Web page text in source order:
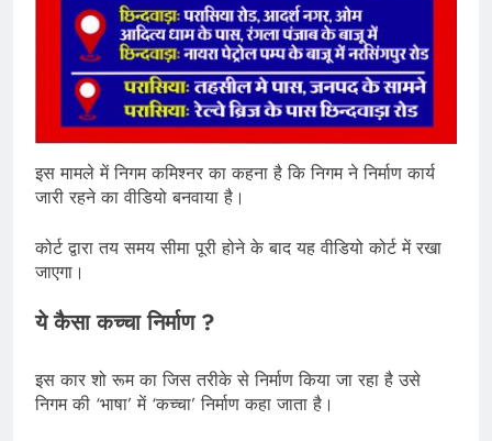
इस मामले में निगम कमिश्नर का कहना है कि निगम ने निर्माण कार्य
जारी रहने का वीडियो बनवाया है।
कोर्ट द्वारा तय समय सीमा पूरी होने के बाद यह वीडियो कोर्ट में रखा
जाएगा।
ये कैसा कच्चा निर्माण ?
इस कार शो रूम का जिस तरीके से निर्माण किया जा रहा है उसे
निगम की ‘भाषा’ में ‘कच्चा’ निर्माण कहा जाता है।